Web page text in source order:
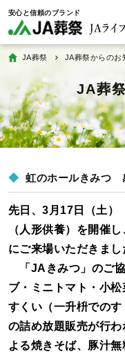
JA葬祭 JA葬祭からのお
虹のホールきみつ
先日、3月17日（土）
（人形供養）を開催
にご来場いただきまし
「JAきみつ」のご
ブ・ミニトマト・小
すくい（一升枡での
の詰め放題販売が行
よる焼きそば、豚汁